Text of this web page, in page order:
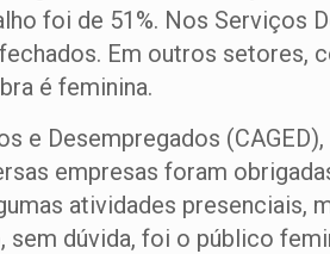
foi de 51%. Nos Serviços
Em outros setores,
é feminina.
e Desempregados
empresas foram
atividades presenciais,
dúvida, foi o público